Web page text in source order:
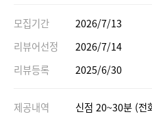
모집기간
2026/7/13
리뷰어선정
2026/7/14
리뷰등록
2025/6/30
제공내역 신점 20~30분 (전